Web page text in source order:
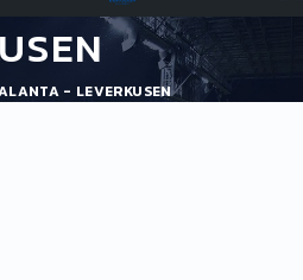
- LEVERKUSEN